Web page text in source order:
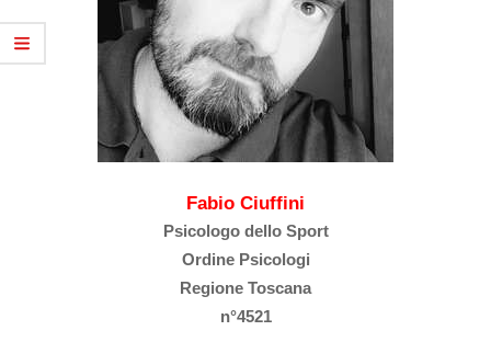
Fabio Ciuffini
Psicologo dello Sport
Ordine Psicologi
Regione Toscana
n°4521